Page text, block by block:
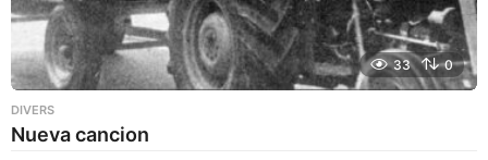
33 0
DIVERS
Nueva cancion